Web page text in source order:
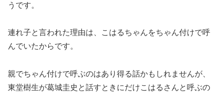
うです。
連れ子と言われた理由は、こはるちゃんをちゃん付けで呼
んでいたからです。
親でちゃん付けで呼ぶのはあり得る話かもしれませんが、
東堂樹生が葛城圭史と話すときにだけこはるさんと呼ぶの